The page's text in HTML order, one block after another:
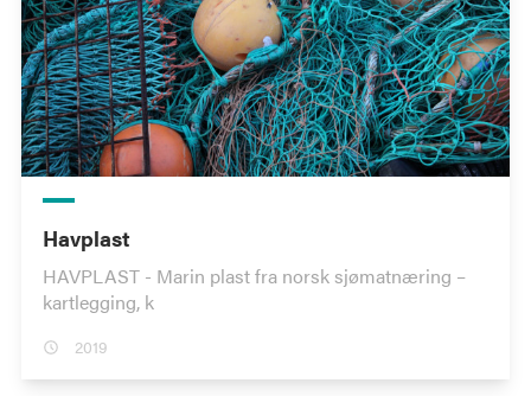
Havplast
HAVPLAST - Marin plast fra norsk sjømatnæring –
kartlegging, k
2019